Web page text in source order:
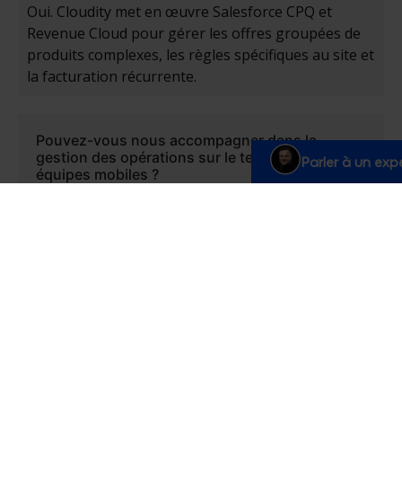
Oui. Cloudity met en œuvre Salesforce CPQ et
Revenue Cloud pour gérer les offres groupées de
produits complexes, les règles spécifiques au site et
la facturation récurrente.
Pouvez-vous nous accompagner dans la
gestion des opérations sur le terrain et des
équipes mobiles ?
Parler à un